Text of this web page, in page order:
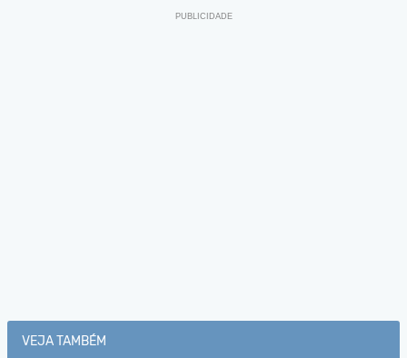
VEJA TAMBÉM